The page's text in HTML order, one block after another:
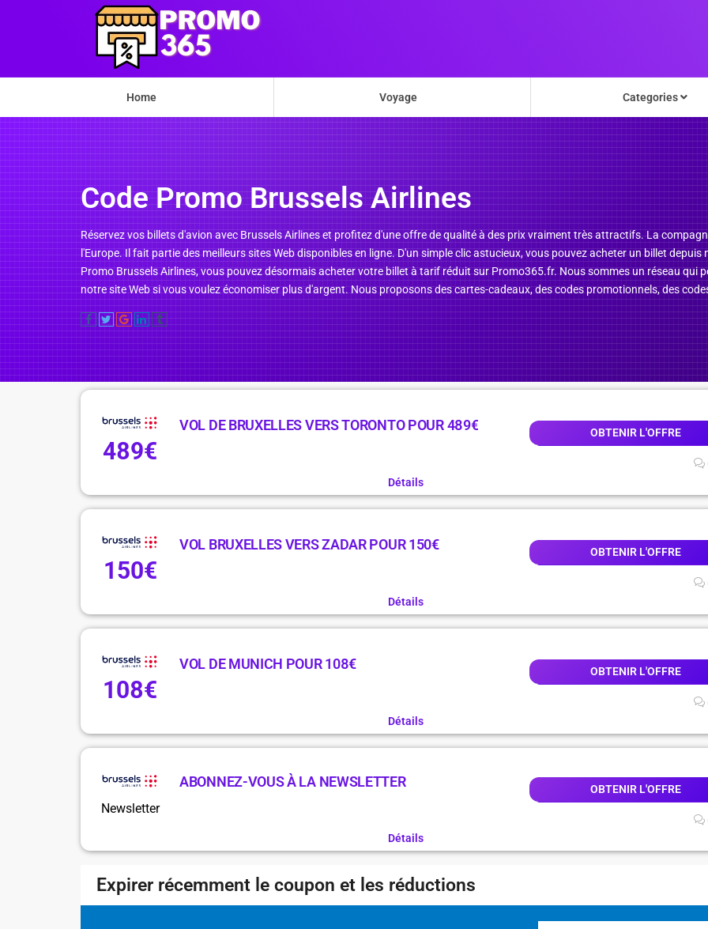
Home Voyage Categories
Code Promo Brussels Airlines
Réservez vos billets d'avion avec Brussels Airlines et profitez d'une offre de qualité à des prix vraiment très attractifs. La
l'Europe. Il fait partie des meilleurs sites Web disponibles en ligne. D'un simple clic astucieux, vous pouvez acheter un billet
Promo Brussels Airlines, vous pouvez désormais acheter votre billet à tarif réduit sur Promo365.fr. Nous sommes un réseau qui
notre site Web si vous voulez économiser plus d'argent. Nous proposons des cartes-cadeaux, des codes promotionnels, des
489€
VOL DE BRUXELLES VERS TORONTO POUR 489€ OBTENIR L'OFFRE
Détails
150€
VOL BRUXELLES VERS ZADAR POUR 150€ OBTENIR L'OFFRE
Détails
108€
VOL DE MUNICH POUR 108€ OBTENIR L'OFFRE
Détails
Newsletter
ABONNEZ-VOUS À LA NEWSLETTER OBTENIR L'OFFRE
Détails
Expirer récemment le coupon et les réductions